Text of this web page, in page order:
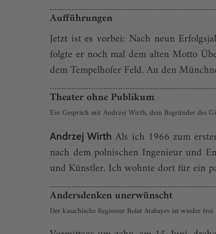
Aufführungen
Jetzt ist es vorbei: Nach neun
folgte er noch mal dem alten Motto
dem Tempelhofer Feld. An den
Theater ohne Publikum
Ein Gespräch mit Andrzej Wirth, dem Begründer des
Andrzej Wirth Als ich 1966 zum
nach dem polnischen Ingenieur und
und Künstler. Ich wohnte dort für ein
Andersdenken unerwünscht
Der kasachische Regisseur Bolat Atabayev ist wieder frei